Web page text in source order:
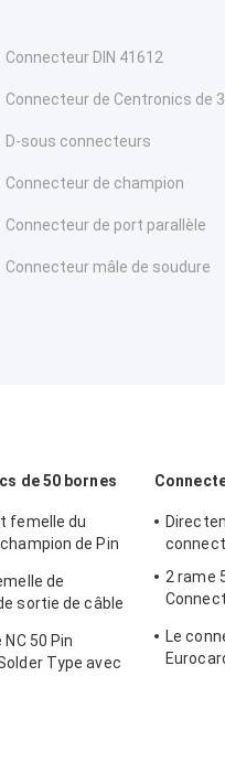
Connecteur DIN 41612
Connecteur de Centronics de
D-sous connecteurs
Connecteur de champion
Connecteur de port parallèle
Connecteur mâle de soudure
de 50 bornes
femelle du
de Pin
de
sortie de câble
50 Pin
Type avec
2 rame
Le